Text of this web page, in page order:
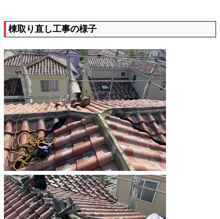
棟取り直し工事の様子